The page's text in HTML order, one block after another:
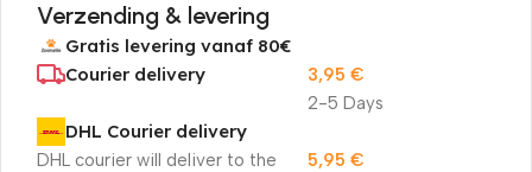
Verzending & levering
Gratis levering vanaf 80€
Courier delivery
2-5 Days
3,95 €
DHL Courier delivery
DHL courier will deliver to the
5,95 €